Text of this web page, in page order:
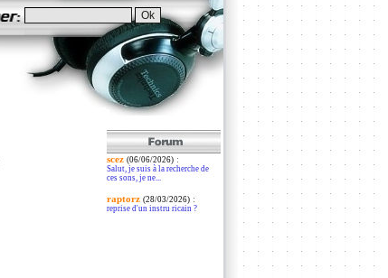
scez (06/06/2026):
Salut, je suis à la recherche de
ces sons, je ne...
raptorz (28/03/2026):
reprise d'un instru ricain ?